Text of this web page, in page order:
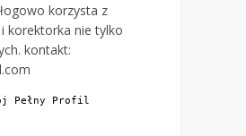
korzysta z
korektorka nie tylko
kontakt:
Pełny Profil